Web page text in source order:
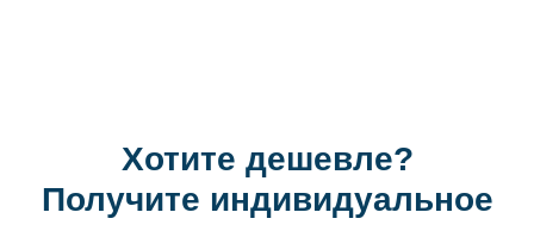
Хотите дешевле?
Получите индивидуальное